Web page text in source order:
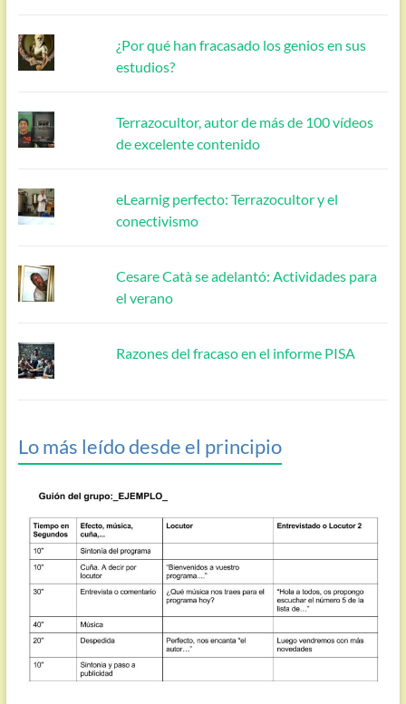
¿Por qué han fracasado los genios en sus
estudios?
Terrazocultor, autor de más de 100 vídeos
de excelente contenido
eLearnig perfecto: Terrazocultor y el
conectivismo
Cesare Catà se adelantó: Actividades para
el verano
Razones del fracaso en el informe PISA
Lo más leído desde el principio